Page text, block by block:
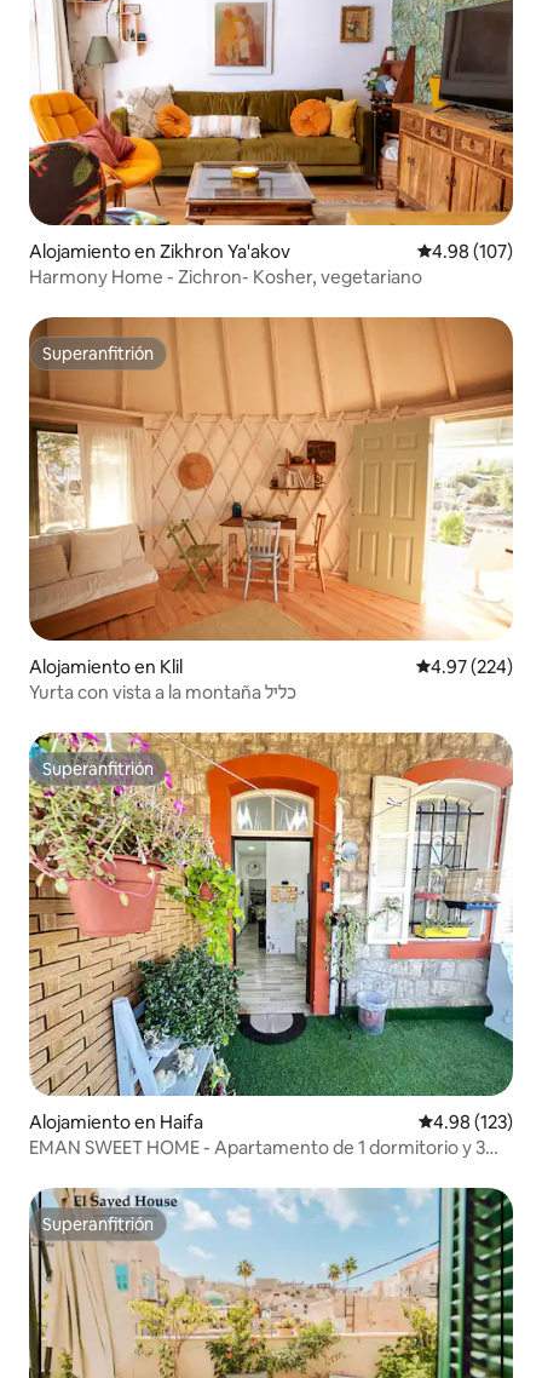
Alojamiento en Zikhron Ya'akov Calificación
4.98 (107)
Harmony Home - Zichron- Kosher, vegetariano
Superanfitrión
Superanfitrión
Alojamiento en Klil Calificación
4.97 (224)
Yurta con vista a la montaña כליל
Superanfitrión
Superanfitrión
Alojamiento en Haifa Calificación
4.98 (123)
EMAN SWEET HOME - Apartamento de 1 dormitorio y 3
Superanfitrión
Superanfitrión